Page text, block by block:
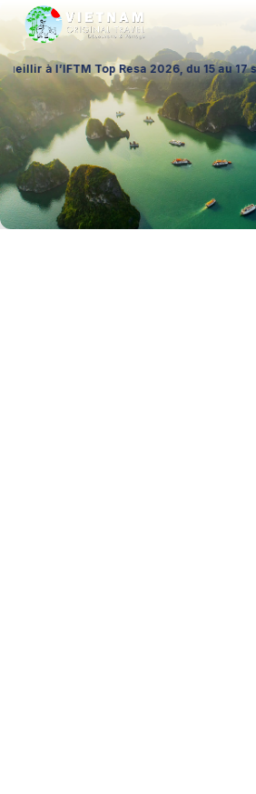
Top Resa 2026, du 15 au 17